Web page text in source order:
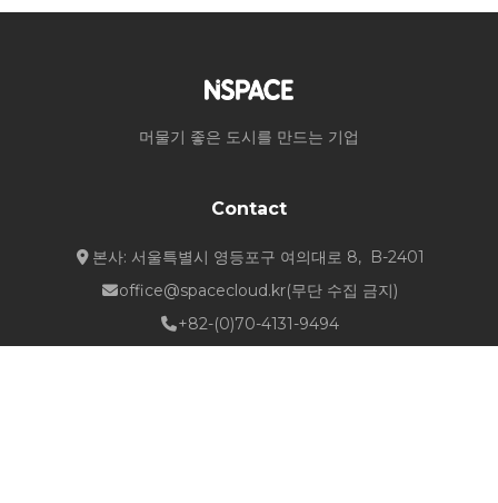
머물기 좋은 도시를 만드는 기업
Contact
본사: 서울특별시 영등포구 여의대로 8, B-2401
office@spacecloud.kr(무단 수집 금지)
+82-(0)70-4131-9494